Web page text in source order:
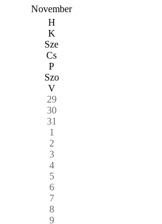
November
H
K
Sze
Cs
P
Szo
V
29
30
31
1
2
3
4
5
6
7
8
9